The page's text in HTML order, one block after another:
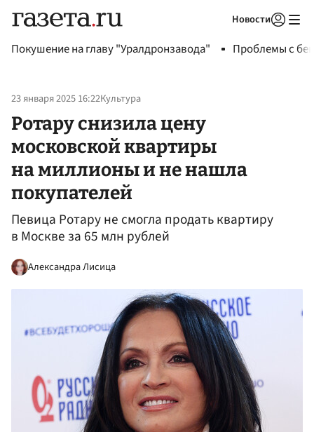
Новости
Покушение на главу "Уралдронзавода" Проблемы с
23 января 2025 16:22Культура
Ротару снизила цену
московской квартиры
на миллионы и не нашла
покупателей
Певица Ротару не смогла продать квартиру
в Москве за 65 млн рублей
Александра Лисица